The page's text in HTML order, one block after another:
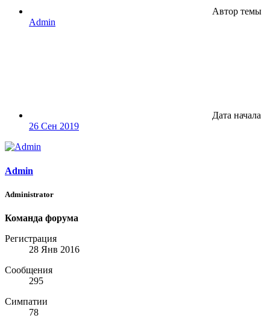
Автор темы
Admin
Дата начала
26 Сен 2019
Admin
Administrator
Команда форума
Регистрация
28 Янв 2016
Сообщения
295
Симпатии
78